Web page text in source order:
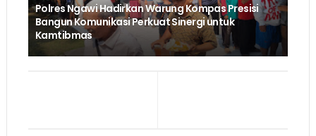
Polres Ngawi Hadirkan Warung Kompas Presisi
Bangun Komunikasi Perkuat Sinergi untuk
Kamtibmas